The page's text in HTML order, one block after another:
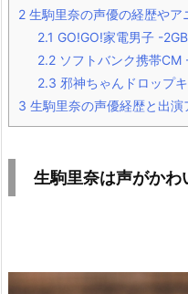
2 生駒里奈の声優の経歴やア
2.1 GO!GO!家電男子 -
2.2 ソフトバンク携帯CM
2.3 邪神ちゃんドロップ
3 生駒里奈の声優経歴と出演
生駒里奈は声がかわ